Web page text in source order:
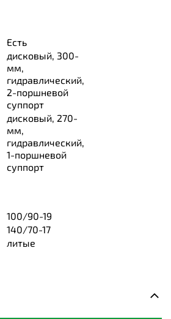
Есть
дисковый, 300-
мм,
гидравлический,
2-поршневой
суппорт
дисковый, 270-
мм,
гидравлический,
1-поршневой
суппорт
100/90-19
140/70-17
литые